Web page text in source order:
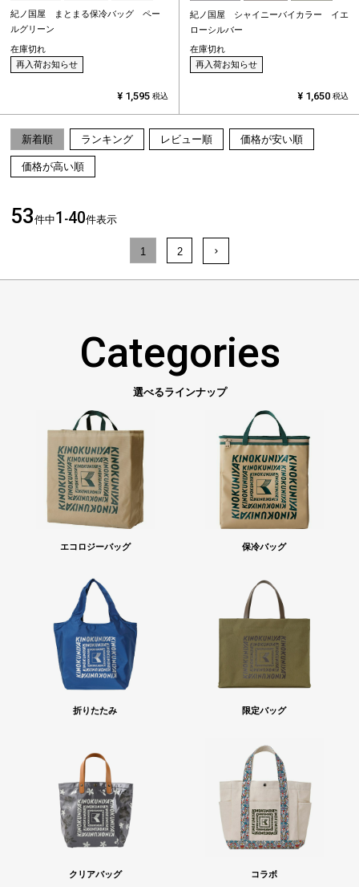
紀ノ国屋 まとまる保冷バッグ ペー
ルグリーン
在庫切れ
再入荷お知らせ
¥ 1,595 税込
紀ノ国屋 シャイニーバイカラー イエ
ローシルバー
在庫切れ
再入荷お知らせ
¥ 1,650 税込
新着順 ランキング レビュー順 価格が安い順
価格が高い順
53件中1 -40件表示
1 2
Categories
選べるラインナップ
エコロジーバッグ 保冷バッグ
折りたたみ 限定バッグ
クリアバッグ コラボ